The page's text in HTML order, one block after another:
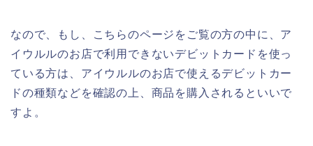
なので、もし、こちらのページをご覧の方の中に、ア
イウルルのお店で利用できないデビットカードを使っ
ている方は、アイウルルのお店で使えるデビットカー
ドの種類などを確認の上、商品を購入されるといいで
すよ。